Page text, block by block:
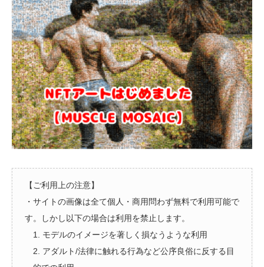
【ご利用上の注意】
・サイトの画像は全て個人・商用問わず無料で利用可能で
す。しかし以下の場合は利用を禁止します。
1. モデルのイメージを著しく損なうような利用
2. アダルト/法律に触れる行為など公序良俗に反する目